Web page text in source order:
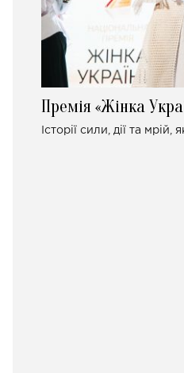
Премія «Жінка
Історії сили, дії та мрій,